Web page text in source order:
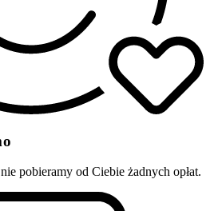
pobieramy od Ciebie żadnych opłat.